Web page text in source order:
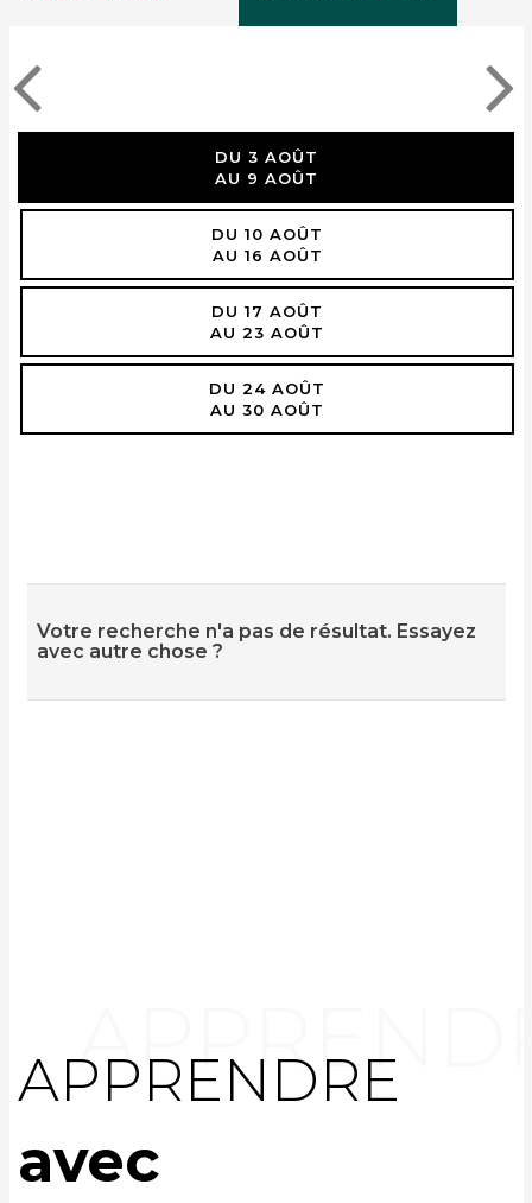
DU 3 AOÛT
AU 9 AOÛT
DU 10 AOÛT
AU 16 AOÛT
DU 17 AOÛT
AU 23 AOÛT
DU 24 AOÛT
AU 30 AOÛT
Votre recherche n'a pas de résultat. Essayez
avec autre chose ?
APPRENDRE
avec